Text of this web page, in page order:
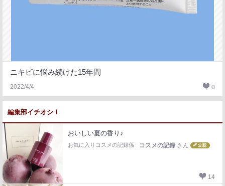
ニキビに悩み続けた15年間
2022/4/4 0
編集部イチオシ！
おいしい夏の香り♪
お気に入りコスメの記録係 コスメの記録 さん
14